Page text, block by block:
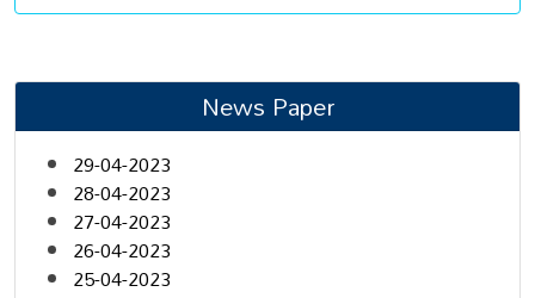
News Paper
29-04-2023
28-04-2023
27-04-2023
26-04-2023
25-04-2023